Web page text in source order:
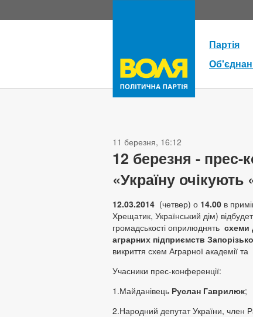
Партія
11 березня, 16:12
12 березня -
«Україну очікують
12.03.2014 (четвер) о 14.00 в
Хрещатик, Український дім)
громадськості оприлюднять схеми
аграрних підприємств
викриття схем Аграрної академії
Учасники прес-конференції:
1.Майданівець Руслан Гаврилюк;
2.Народний депутат України, член